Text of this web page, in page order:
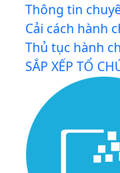
Thông tin
Cải cách hành
Thủ tục hành
SẮP XẾP TỔ